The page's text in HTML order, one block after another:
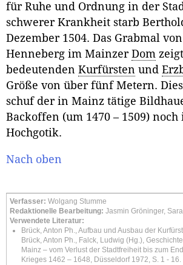
für Ruhe und Ordnung in der
schwerer Krankheit starb
Dezember 1504. Das Grabmal
Henneberg im Mainzer Dom
bedeutenden Kurfürsten und
Größe von über fünf Metern.
schuf der in Mainz tätige
Backoffen (um 1470 – 1509)
Hochgotik.
Nach oben
Verfasser: Wolgang Stumme
Redaktionelle Bearbeitung: Jasmin Gröninger,
Verwendete Literatur:
Brück, Anton Ph., Aufbau und Ausbau der
Brück, Anton Ph., Falck, Ludwig (Hg.),
Mainz – vom Verlust der Stadtfreiheit bis zum
Krieges 1462 – 1648, Düsseldorf 1972, S. 1 - 16.